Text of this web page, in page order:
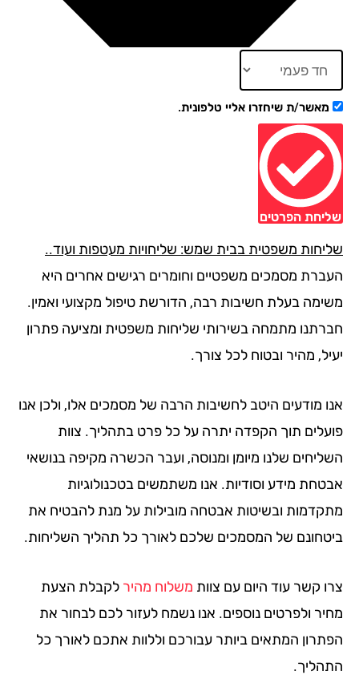
מאשר/ת שיחזרו אליי טלפונית.
הפרטים
משפטית בבית שמש: שליחויות מעטפות ועוד..
מסמכים משפטיים וחומרים רגישים אחרים היא
בעלת חשיבות רבה, הדורשת טיפול מקצועי ואמין.
מתמחה בשירותי שליחות משפטית ומציעה פתרון
מהיר ובטוח לכל צורך.
מודעים היטב לחשיבות הרבה של מסמכים אלו, ולכן אנו
תוך הקפדה יתרה על כל פרט בתהליך. צוות
שלנו מיומן ומנוסה, ועבר הכשרה מקיפה בנושאי
מידע וסודיות. אנו משתמשים בטכנולוגיות
ובשיטות אבטחה מובילות על מנת להבטיח את
של המסמכים שלכם לאורך כל תהליך השליחות.
קשר עוד היום עם צוות משלוח מהיר לקבלת הצעת
ולפרטים נוספים. אנו נשמח לעזור לכם לבחור את
המתאים ביותר עבורכם וללוות אתכם לאורך כל